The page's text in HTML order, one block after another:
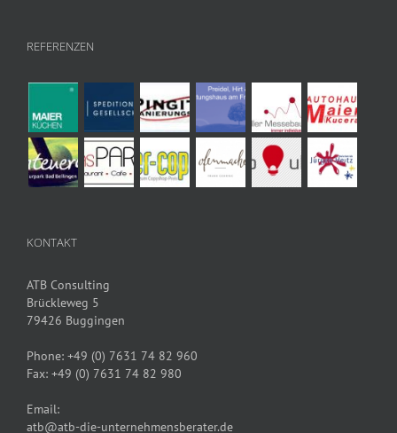
REFERENZEN
KONTAKT
ATB Consulting
Brückleweg 5
79426 Buggingen
Phone: +49 (0) 7631 74 82 960
Fax: +49 (0) 7631 74 82 980
Email:
atb@atb-die-unternehmensberater.de